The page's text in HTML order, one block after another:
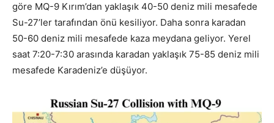
göre MQ-9 Kırım’dan yaklaşık 40-50 deniz mili mesafede
Su-27’ler tarafından önü kesiliyor. Daha sonra karadan
50-60 deniz mili mesafede kaza meydana geliyor. Yerel
saat 7:20-7:30 arasında karadan yaklaşık 75-85 deniz mili
mesafede Karadeniz’e düşüyor.